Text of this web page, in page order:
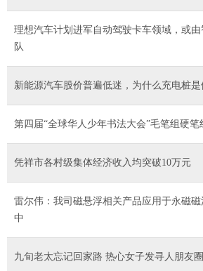
理想汽车计划进军自动驾驶卡车领域，或
队
新能源汽车股价普遍低迷，为什么充电桩是
第四届“全球华人少年书法大会”毛笔组硬
凭祥市各村级集体经济收入均突破10万元
雷尔伟：我司磁悬浮相关产品应用于永磁
中
九旬老太忘记回家路 热心女子发寻人朋友